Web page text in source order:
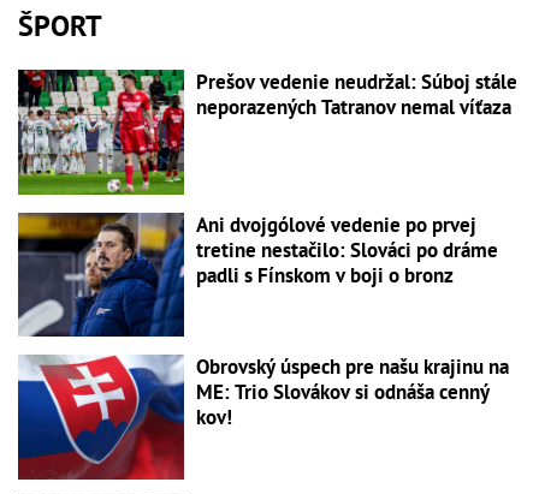
ŠPORT
Prešov vedenie neudržal: Súboj stále
neporazených Tatranov nemal víťaza
Ani dvojgólové vedenie po prvej
tretine nestačilo: Slováci po dráme
padli s Fínskom v boji o bronz
Obrovský úspech pre našu krajinu na
ME: Trio Slovákov si odnáša cenný
kov!